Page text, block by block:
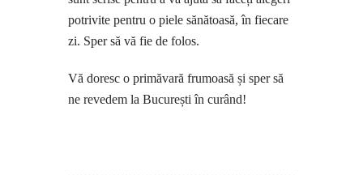
potrivite pentru o piele sănătoasă, în fiecare
zi. Sper să vă fie de folos.
Vă doresc o primăvară frumoasă și sper să
ne revedem la București în curând!